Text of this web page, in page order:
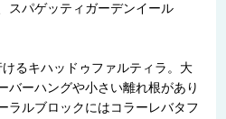
スパゲッティガーデンイール
るキハッドゥファルティラ。大
バーハングや小さい離れ根があり
ラルブロックにはコラーレバタフ